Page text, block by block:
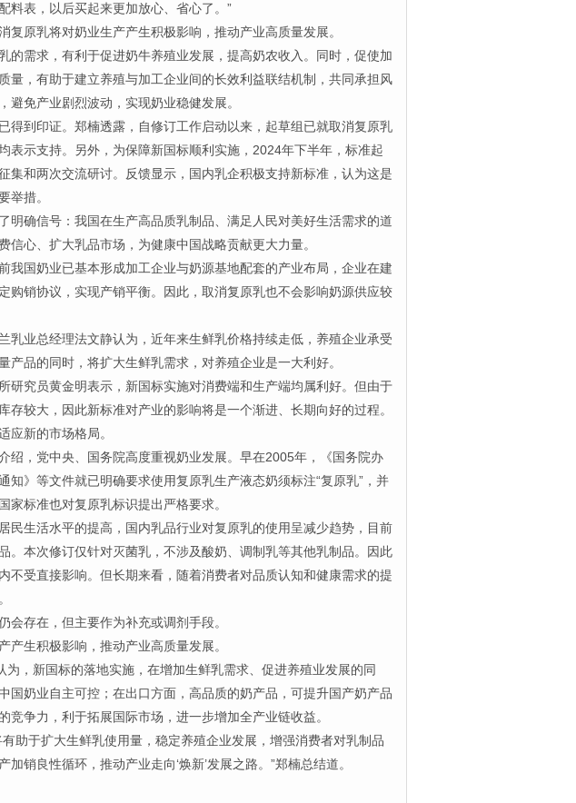
料表，以后买起来更加放心、省心了。”
原乳将对奶业生产产生积极影响，推动产业高质量发展。
需求，有利于促进奶牛养殖业发展，提高奶农收入。同时，促使加
量，有助于建立养殖与加工企业间的长效利益联结机制，共同承担风
避免产业剧烈波动，实现奶业稳健发展。
到印证。郑楠透露，自修订工作启动以来，起草组已就取消复原乳
表示支持。另外，为保障新国标顺利实施，2024年下半年，标准起
集和两次交流研讨。反馈显示，国内乳企积极支持新标准，认为这是
举措。
确信号：我国在生产高品质乳制品、满足人民对美好生活需求的道
信心、扩大乳品市场，为健康中国战略贡献更大力量。
国奶业已基本形成加工企业与奶源基地配套的产业布局，企业在建
购销协议，实现产销平衡。因此，取消复原乳也不会影响奶源供应较
业总经理法文静认为，近年来生鲜乳价格持续走低，养殖企业承受
产品的同时，将扩大生鲜乳需求，对养殖企业是一大利好。
究员黄金明表示，新国标实施对消费端和生产端均属利好。但由于
存较大，因此新标准对产业的影响将是一个渐进、长期向好的过程。
应新的市场格局。
，党中央、国务院高度重视奶业发展。早在2005年，《国务院办
知》等文件就已明确要求使用复原乳生产液态奶须标注“复原乳”，并
标准也对复原乳标识提出严格要求。
生活水平的提高，国内乳品行业对复原乳的使用呈减少趋势，目前
。本次修订仅针对灭菌乳，不涉及酸奶、调制乳等其他乳制品。因此
不受直接影响。但长期来看，随着消费者对品质认知和健康需求的提
存在，但主要作为补充或调剂手段。
生积极影响，推动产业高质量发展。
，新国标的落地实施，在增加生鲜乳需求、促进养殖业发展的同
国奶业自主可控；在出口方面，高品质的奶产品，可提升国产奶产品
竞争力，利于拓展国际市场，进一步增加全产业链收益。
于扩大生鲜乳使用量，稳定养殖企业发展，增强消费者对乳制品
销良性循环，推动产业走向‘焕新’发展之路。”郑楠总结道。